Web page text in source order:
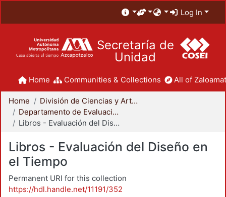
Log In
Secretaría de
Unidad
Home Communities & Collections All of
Home
División de Ciencias y Artes para el Diseño
Departamento de Evaluación del Diseño en el Tiempo
Libros - Evaluación del Diseño en el Tiempo
Libros - Evaluación del Diseño en
el Tiempo
Permanent URI for this collection
https://hdl.handle.net/11191/352